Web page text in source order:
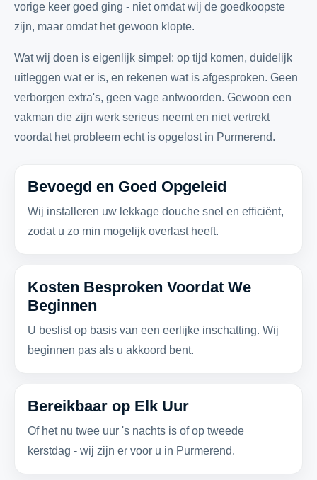
vorige keer goed ging - niet omdat wij de goedkoopste
zijn, maar omdat het gewoon klopte.
Wat wij doen is eigenlijk simpel: op tijd komen, duidelijk
uitleggen wat er is, en rekenen wat is afgesproken. Geen
verborgen extra's, geen vage antwoorden. Gewoon een
vakman die zijn werk serieus neemt en niet vertrekt
voordat het probleem echt is opgelost in Purmerend.
Bevoegd en Goed Opgeleid
Wij installeren uw lekkage douche snel en efficiënt,
zodat u zo min mogelijk overlast heeft.
Kosten Besproken Voordat We
Beginnen
U beslist op basis van een eerlijke inschatting. Wij
beginnen pas als u akkoord bent.
Bereikbaar op Elk Uur
Of het nu twee uur 's nachts is of op tweede
kerstdag - wij zijn er voor u in Purmerend.